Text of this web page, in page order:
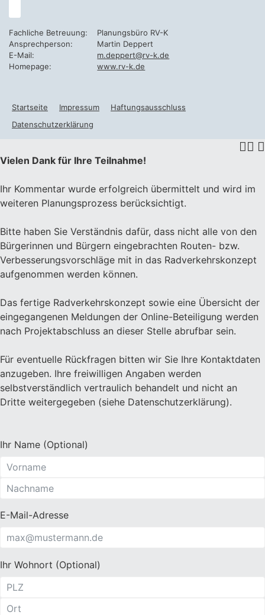
Fachliche Betreuung:
Planungsbüro RV-K
Ansprechperson:
Martin Deppert
E-Mail:
m.deppert@rv-k.de
Homepage:
www.rv-k.de
Startseite Impressum
Haftungsausschluss
Datenschutzerklärung
Vielen Dank für Ihre Teilnahme!
Ihr Kommentar wurde erfolgreich übermittelt und wird im
weiteren Planungsprozess berücksichtigt.
Bitte haben Sie Verständnis dafür, dass nicht alle von den
Bürgerinnen und Bürgern eingebrachten Routen- bzw.
Verbesserungsvorschläge mit in das Radverkehrskonzept
aufgenommen werden können.
Das fertige Radverkehrskonzept sowie eine Übersicht der
eingegangenen Meldungen der Online-Beteiligung werden
nach Projektabschluss an dieser Stelle abrufbar sein.
Für eventuelle Rückfragen bitten wir Sie Ihre Kontaktdaten
anzugeben. Ihre freiwilligen Angaben werden
selbstverständlich vertraulich behandelt und nicht an
Dritte weitergegeben (siehe Datenschutzerklärung).
Ihr Name (Optional)
E-Mail-Adresse
Ihr Wohnort (Optional)